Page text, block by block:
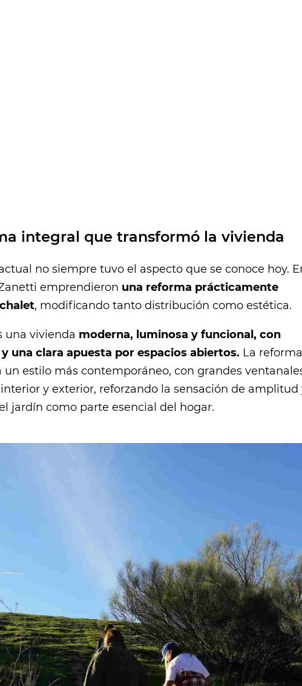
integral que transformó la vivienda
no siempre tuvo el aspecto que se conoce hoy.
emprendieron una reforma prácticamente
, modificando tanto distribución como estética.
una vivienda moderna, luminosa y funcional, con
y una clara apuesta por espacios abiertos. La reforma
un estilo más contemporáneo, con grandes
y exterior, reforzando la sensación de amplitud
jardín como parte esencial del hogar.